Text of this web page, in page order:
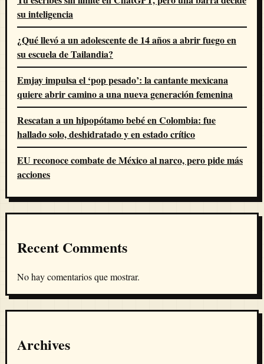
su inteligencia
¿Qué llevó a un adolescente de 14 años a abrir fuego en
su escuela de Tailandia?
Emjay impulsa el ‘pop pesado’: la cantante mexicana
quiere abrir camino a una nueva generación femenina
Rescatan a un hipopótamo bebé en Colombia: fue
hallado solo, deshidratado y en estado crítico
EU reconoce combate de México al narco, pero pide más
acciones
Recent Comments
No hay comentarios que mostrar.
Archives